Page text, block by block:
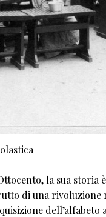
la sua storia
di una rivoluzione